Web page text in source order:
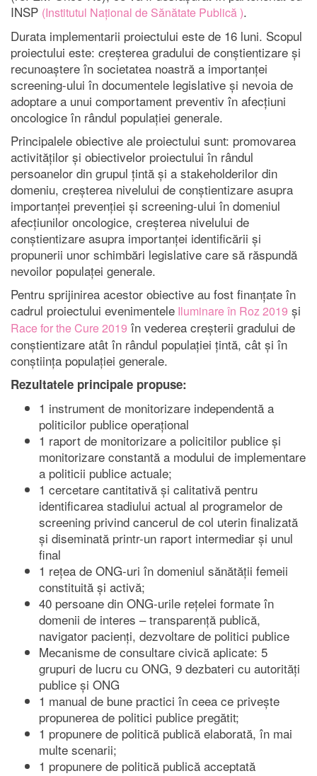
INSP (Institutul Național de Sănătate Publică ).
Durata implementarii proiectului este de 16 luni. Scopul
proiectului este: creșterea gradului de conștientizare și
recunoaștere în societatea noastră a importanței
screening-ului în documentele legislative și nevoia de
adoptare a unui comportament preventiv în afecțiuni
oncologice în rândul populației generale.
Principalele obiective ale proiectului sunt: promovarea
activităților și obiectivelor proiectului în rândul
persoanelor din grupul țintă și a stakeholderilor din
domeniu, creșterea nivelului de conștientizare asupra
importanței prevenției și screening-ului în domeniul
afecțiunilor oncologice, creșterea nivelului de
conștientizare asupra importanței identificării și
propunerii unor schimbări legislative care să răspundă
nevoilor populaței generale.
Pentru sprijinirea acestor obiective au fost finanțate în
cadrul proiectului evenimentele Iluminare în Roz 2019 și
Race for the Cure 2019 în vederea creșterii gradului de
conștientizare atât în rândul populației țintă, cât și în
conștiința populației generale.
Rezultatele principale propuse:
1 instrument de monitorizare independentă a
politicilor publice operațional
1 raport de monitorizare a policitilor publice și
monitorizare constantă a modului de implementare
a politicii publice actuale;
1 cercetare cantitativă și calitativă pentru
identificarea stadiului actual al programelor de
screening privind cancerul de col uterin finalizată
și diseminată printr-un raport intermediar și unul
final
1 rețea de ONG-uri în domeniul sănătății femeii
constituită și activă;
40 persoane din ONG-urile rețelei formate în
domenii de interes – transparență publică,
navigator pacienți, dezvoltare de politici publice
Mecanisme de consultare civică aplicate: 5
grupuri de lucru cu ONG, 9 dezbateri cu autorități
publice și ONG
1 manual de bune practici în ceea ce privește
propunerea de politici publice pregătit;
1 propunere de politică publică elaborată, în mai
multe scenarii;
1 propunere de politică publică acceptată